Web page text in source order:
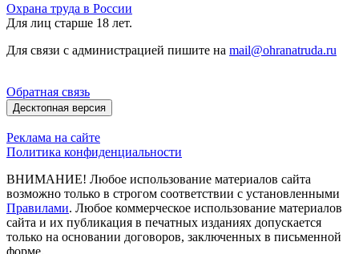
Охрана труда в России
Для лиц старше 18 лет.
Для связи с администрацией пишите на mail@ohranatruda.ru
Обратная связь
Десктопная версия
Реклама на сайте
Политика конфиденциальности
ВНИМАНИЕ! Любое использование материалов сайта
возможно только в строгом соответствии с установленными
Правилами. Любое коммерческое использование материалов
сайта и их публикация в печатных изданиях допускается
только на основании договоров, заключенных в письменной
форме.